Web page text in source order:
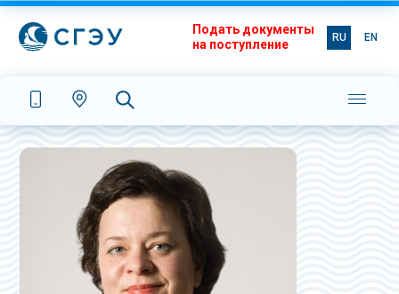
RU EN
Подать документы
на поступление